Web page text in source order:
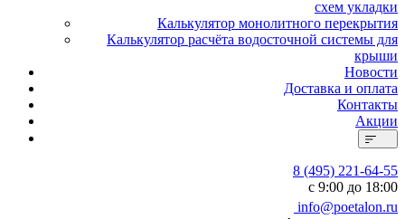
схем укладки
Калькулятор монолитного перекрытия
Калькулятор расчёта водосточной системы для
крыши
Новости
Доставка и оплата
Контакты
Акции
8 (495) 221-64-55
с 9:00 до 18:00
info@poetalon.ru